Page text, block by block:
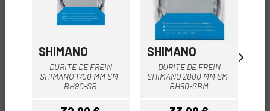
SHIMANO
DURITE DE FREIN
SHIMANO 1700 MM SM-
BH90-SB
SHIMANO
DURITE DE FREIN
SHIMANO 2000 MM SM-
BH90-SBM